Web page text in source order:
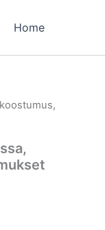
Home